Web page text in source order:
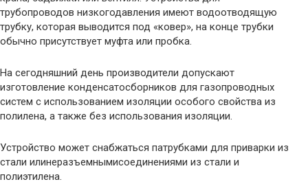
трубопроводов низкогодавления имеют водоотводящую
трубку, которая выводится под «ковер», на конце трубки
обычно присутствует муфта или пробка.
На сегодняшний день производители допускают
изготовление конденсатосборников для газопроводных
систем с использованием изоляции особого свойства из
полилена, а также без использования изоляции.
Устройство может снабжаться патрубками для приварки из
стали илинеразъемнымисоединениями из стали и
полиэтилена.